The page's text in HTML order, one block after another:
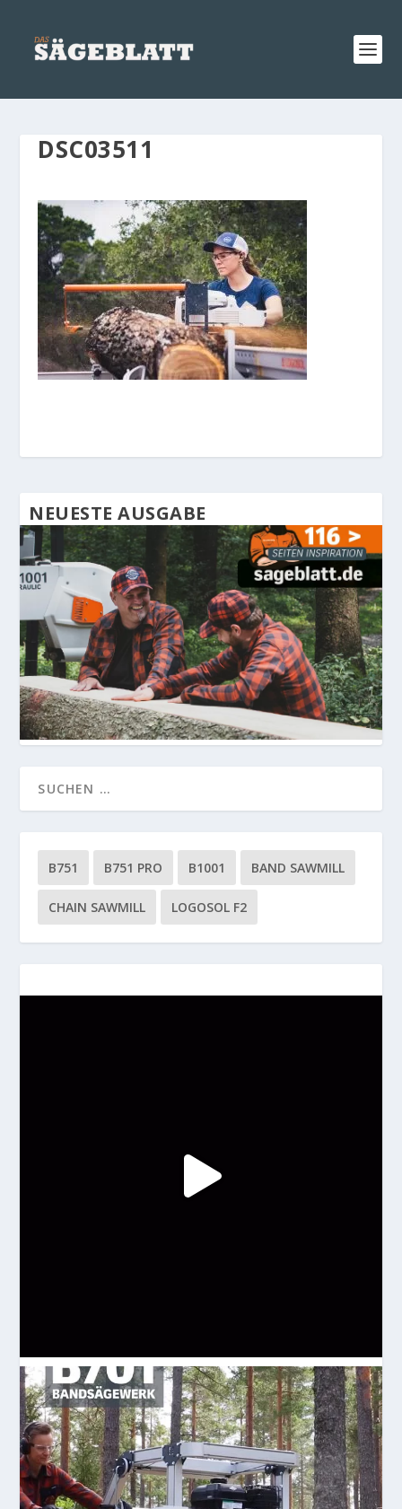
DSC03511
NEUESTE AUSGABE
B751 B751 PRO B1001 BAND SAWMILL
CHAIN SAWMILL LOGOSOL F2